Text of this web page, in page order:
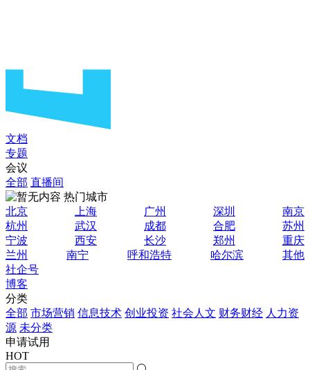
文档
专题
会议
全部 直播间
热门城市
北京
上海 广州 深圳
南京
杭州
武汉 成都 合肥
苏州
宁波
西安 长沙 郑州
重庆
兰州
南宁 呼和浩特 哈尔滨
其他
社企号
博客
分类
全部 市场营销 信息技术 创业投资 社会人文 财务财经 人力资
源 未分类
申请试用
HOT